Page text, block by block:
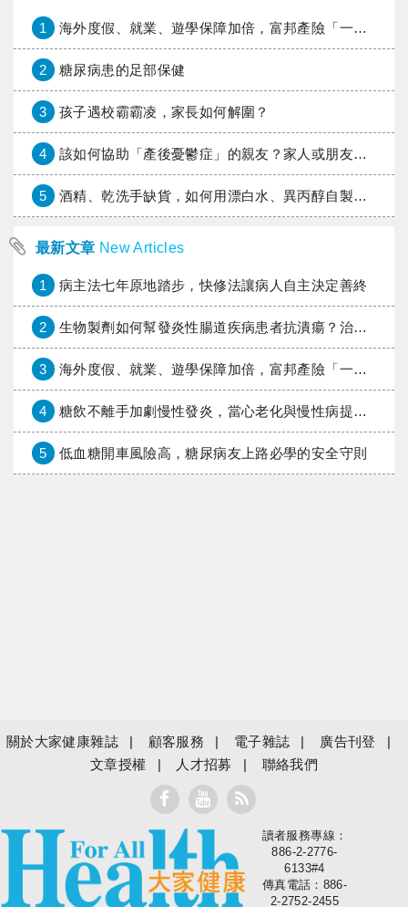
1 海外度假、就業、遊學保障加倍，富邦產險「一期逐夢」專案加碼遠距醫療與緊急救援
2 糖尿病患的足部保健
3 孩子遇校霸霸凌，家長如何解圍？
4 該如何協助「產後憂鬱症」的親友？家人或朋友的陪伴指南
5 酒精、乾洗手缺貨，如何用漂白水、異丙醇自製消毒水？
最新文章 New Articles
1 病主法七年原地踏步，快修法讓病人自主決定善終
2 生物製劑如何幫發炎性腸道疾病患者抗潰瘍？治療進展與健保給付困境一次看
3 海外度假、就業、遊學保障加倍，富邦產險「一期逐夢」專案加碼遠距醫療與緊急救援
4 糖飲不離手加劇慢性發炎，當心老化與慢性病提早報到
5 低血糖開車風險高，糖尿病友上路必學的安全守則
關於大家健康雜誌 顧客服務 電子雜誌
廣告刊登
文章授權
人才招募 聯絡我們
大家健康
讀者服務專線：
886-2-2776-
6133#4
傳真電話：886-
2-2752-2455